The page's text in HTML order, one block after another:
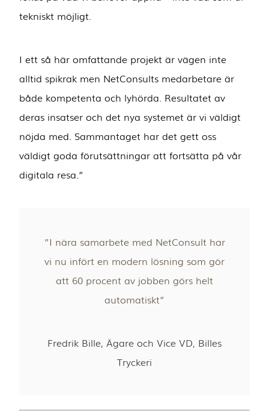
tekniskt möjligt.
I ett så här omfattande projekt är vägen inte
alltid spikrak men NetConsults medarbetare är
både kompetenta och lyhörda. Resultatet av
deras insatser och det nya systemet är vi väldigt
nöjda med. Sammantaget har det gett oss
väldigt goda förutsättningar att fortsätta på vår
digitala resa.”
”I nära samarbete med NetConsult har
vi nu infört en modern lösning som gör
att 60 procent av jobben görs helt
automatiskt”
Fredrik Bille, Ägare och Vice VD, Billes
Tryckeri